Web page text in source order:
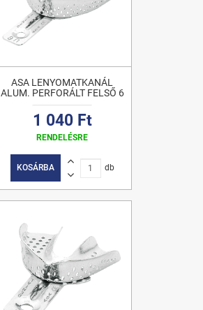
ASA LENYOMATKANÁL
ALUM. PERFORÁLT FELSŐ 6
1 040 Ft
RENDELÉSRE
KOSÁRBA db